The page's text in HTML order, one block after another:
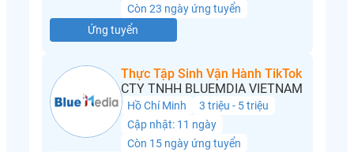
Còn 23 ngày ứng tuyển
Ứng tuyển
Thực Tập Sinh Vận Hành TikTok
CTY TNHH BLUEMDIA VIETNAM
Hồ Chí Minh
3 triệu - 5 triệu
Cập nhật: 11 ngày
Còn 15 ngày ứng tuyển